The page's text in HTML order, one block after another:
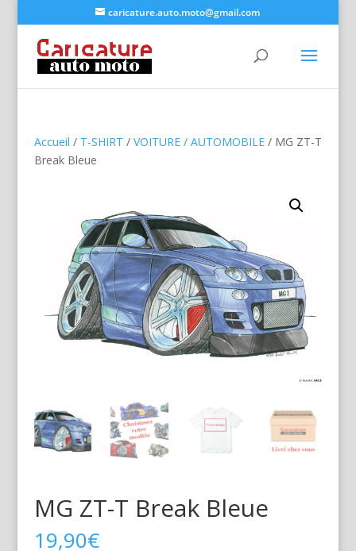
caricature.auto.moto@gmail.com
Accueil / T-SHIRT / VOITURE / AUTOMOBILE/ MG ZT-T
Break Bleue
MG ZT-T Break Bleue
19,90€